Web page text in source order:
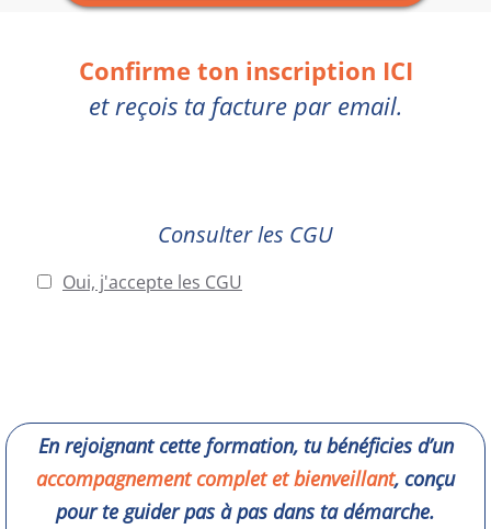
Confirme ton inscription ICI
et reçois ta facture par email.
Consulter les CGU
Oui, j'accepte les CGU
En rejoignant cette formation, tu bénéficies d’un
accompagnement complet et bienveillant, conçu
pour te guider pas à pas dans ta démarche.